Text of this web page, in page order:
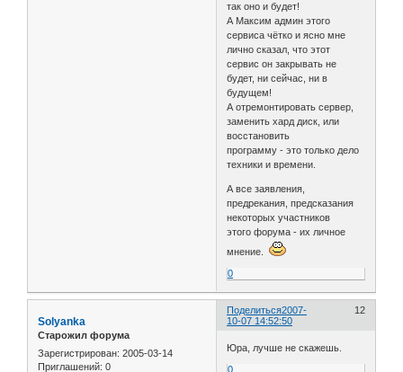
так оно и будет!
А Максим админ этого
сервиса чётко и ясно мне
лично сказал, что этот
сервис он закрывать не
будет, ни сейчас, ни в
будущем!
А отремонтировать сервер,
заменить хард диск, или
восстановить
программу - это только дело
техники и времени.
А все заявления,
предрекания, предсказания
некоторых участников
этого форума - их личное
мнение.
0
Поделиться 12
2007-
10-07 14:52:50
Solyanka
Старожил форума
Зарегистрирован: 2005-03-14
Приглашений: 0
Юра, лучше не скажешь.
0